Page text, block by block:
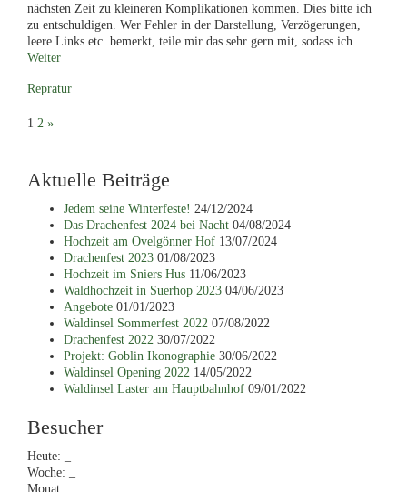
nächsten Zeit zu kleineren Komplikationen kommen. Dies bitte ich
zu entschuldigen. Wer Fehler in der Darstellung, Verzögerungen,
leere Links etc. bemerkt, teile mir das sehr gern mit, sodass ich …
Weiter
Repratur
Seitennummerierung
Beiträge
1 2 »
Aktuelle Beiträge
Jedem seine Winterfeste! 24/12/2024
Das Drachenfest 2024 bei Nacht 04/08/2024
Hochzeit am Ovelgönner Hof 13/07/2024
Drachenfest 2023 01/08/2023
Hochzeit im Sniers Hus 11/06/2023
Waldhochzeit in Suerhop 2023 04/06/2023
Angebote 01/01/2023
Waldinsel Sommerfest 2022 07/08/2022
Drachenfest 2022 30/07/2022
Projekt: Goblin Ikonographie 30/06/2022
Waldinsel Opening 2022 14/05/2022
Waldinsel Laster am Hauptbahnhof 09/01/2022
Besucher
Heute:
Woche:
Monat: